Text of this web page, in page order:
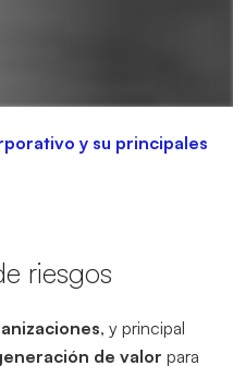
y su principales
riesgos
, y principal
de valor para